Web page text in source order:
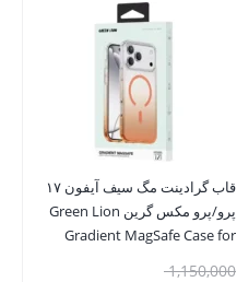
قاب گرادینت مگ سیف آیفون ۱۷
پرو/پرو مکس گرین Green Lion
Gradient MagSafe Case for
1,150,000قیمت